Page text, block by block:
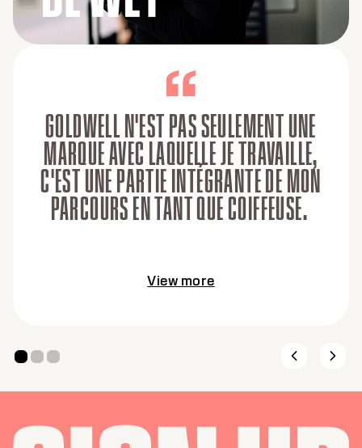
GOLDWELL N'EST PAS SEULEMENT UNE
MARQUE AVEC LAQUELLE JE TRAVAILLE,
C'EST UNE PARTIE INTÉGRANTE DE MON
PARCOURS EN TANT QUE COIFFEUSE.
View more